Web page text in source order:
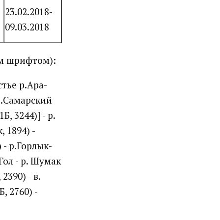
23.02.2018-
09.03.2018
шрифтом):
р.Ара-
3244)] - р.
1894) -
р.Горлык-
- р. Шумак
- в.
2760) -